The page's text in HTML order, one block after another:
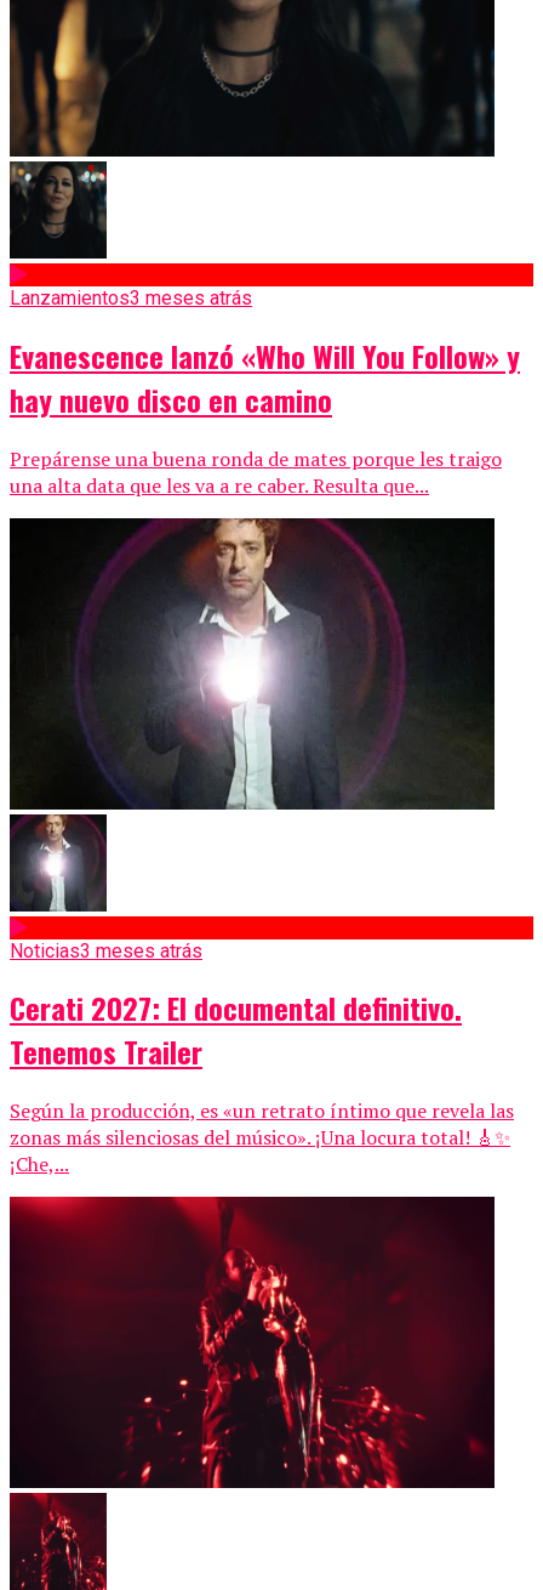
Lanzamientos3 meses atrás
Evanescence lanzó «Who Will You Follow» y
hay nuevo disco en camino
Prepárense una buena ronda de mates porque les traigo
una alta data que les va a re caber. Resulta que...
Noticias3 meses atrás
Cerati 2027: El documental definitivo.
Tenemos Trailer
Según la producción, es «un retrato íntimo que revela las
zonas más silenciosas del músico». ¡Una locura total! 🎸✨
¡Che,...